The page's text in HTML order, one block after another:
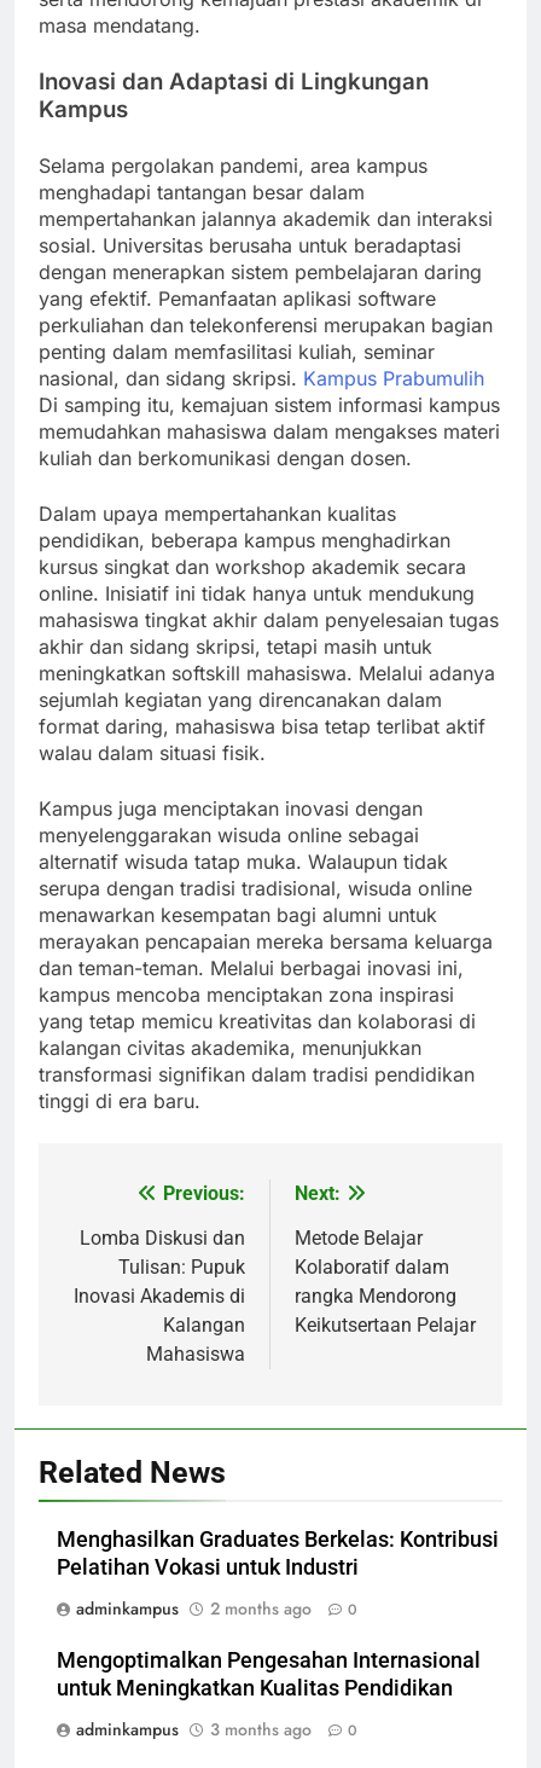
masa mendatang.
Inovasi dan Adaptasi di Lingkungan
Kampus
Selama pergolakan pandemi, area kampus
menghadapi tantangan besar dalam
mempertahankan jalannya akademik dan interaksi
sosial. Universitas berusaha untuk beradaptasi
dengan menerapkan sistem pembelajaran daring
yang efektif. Pemanfaatan aplikasi software
perkuliahan dan telekonferensi merupakan bagian
penting dalam memfasilitasi kuliah, seminar
nasional, dan sidang skripsi. Kampus Prabumulih
Di samping itu, kemajuan sistem informasi kampus
memudahkan mahasiswa dalam mengakses materi
kuliah dan berkomunikasi dengan dosen.
Dalam upaya mempertahankan kualitas
pendidikan, beberapa kampus menghadirkan
kursus singkat dan workshop akademik secara
online. Inisiatif ini tidak hanya untuk mendukung
mahasiswa tingkat akhir dalam penyelesaian tugas
akhir dan sidang skripsi, tetapi masih untuk
meningkatkan softskill mahasiswa. Melalui adanya
sejumlah kegiatan yang direncanakan dalam
format daring, mahasiswa bisa tetap terlibat aktif
walau dalam situasi fisik.
Kampus juga menciptakan inovasi dengan
menyelenggarakan wisuda online sebagai
alternatif wisuda tatap muka. Walaupun tidak
serupa dengan tradisi tradisional, wisuda online
menawarkan kesempatan bagi alumni untuk
merayakan pencapaian mereka bersama keluarga
dan teman-teman. Melalui berbagai inovasi ini,
kampus mencoba menciptakan zona inspirasi
yang tetap memicu kreativitas dan kolaborasi di
kalangan civitas akademika, menunjukkan
transformasi signifikan dalam tradisi pendidikan
tinggi di era baru.
navigation
Previous:
Lomba Diskusi dan
Tulisan: Pupuk
Inovasi Akademis di
Kalangan
Mahasiswa
Next:
Metode Belajar
Kolaboratif dalam
rangka Mendorong
Keikutsertaan Pelajar
Related News
Menghasilkan Graduates Berkelas: Kontribusi
Pelatihan Vokasi untuk Industri
adminkampus
2 months ago 0
Mengoptimalkan Pengesahan Internasional
untuk Meningkatkan Kualitas Pendidikan
adminkampus
3 months ago 0